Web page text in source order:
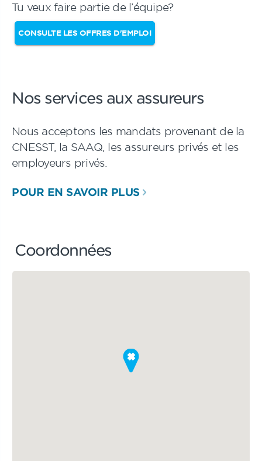
Tu veux faire partie de l’équipe?
CONSULTE LES OFFRES D'EMPLOI
Nos services aux assureurs
Nous acceptons les mandats provenant de la
CNESST, la SAAQ, les assureurs privés et les
employeurs privés.
POUR EN SAVOIR PLUS
Coordonnées